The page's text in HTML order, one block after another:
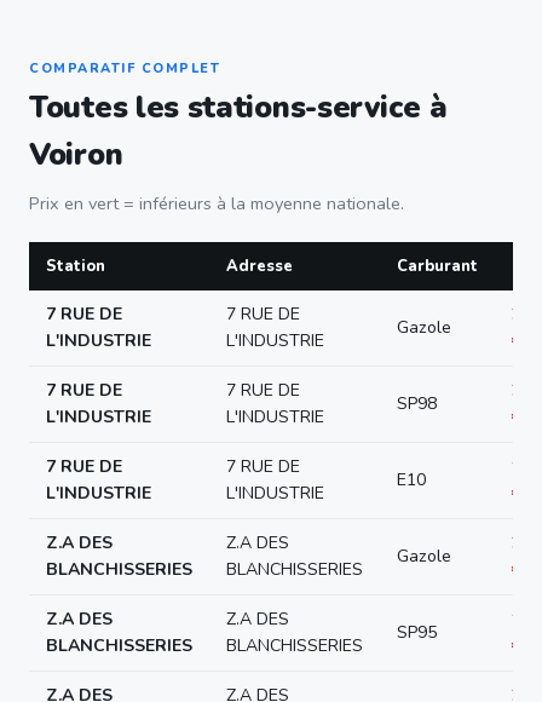
COMPARATIF COMPLET
Toutes les stations-service à
Voiron
Prix en vert = inférieurs à la moyenne nationale.
Station Adresse Carburant
7 RUE DE
L'INDUSTRIE
7 RUE DE
L'INDUSTRIE
Gazole
€/L
7 RUE DE
L'INDUSTRIE
7 RUE DE
L'INDUSTRIE
SP98
€/L
7 RUE DE
L'INDUSTRIE
7 RUE DE
L'INDUSTRIE
E10
€/L
Z.A DES
BLANCHISSERIES
Z.A DES
BLANCHISSERIES
Gazole
€/L
Z.A DES
BLANCHISSERIES
Z.A DES
BLANCHISSERIES
SP95
€/L
Z.A DES Z.A DES